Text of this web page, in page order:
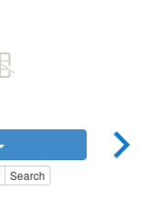
Search